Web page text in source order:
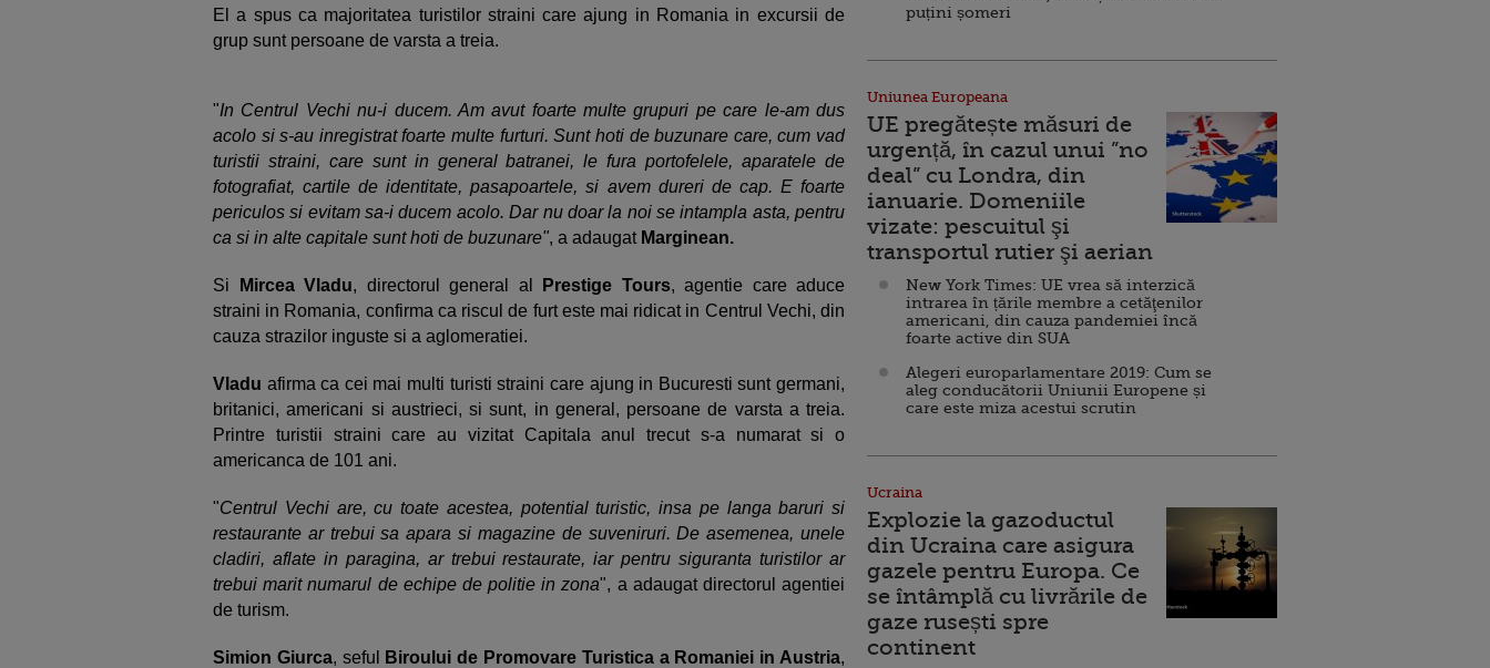
El a spus ca majoritatea turistilor straini care ajung in Romania in excursii de
grup sunt persoane de varsta a treia.
"In Centrul Vechi nu-i ducem. Am avut foarte multe grupuri pe care le-am dus
acolo si s-au inregistrat foarte multe furturi. Sunt hoti de buzunare care, cum vad
turistii straini, care sunt in general batranei, le fura portofelele, aparatele de
fotografiat, cartile de identitate, pasapoartele, si avem dureri de cap. E foarte
periculos si evitam sa-i ducem acolo. Dar nu doar la noi se intampla asta, pentru
ca si in alte capitale sunt hoti de buzunare", a adaugat Marginean.
Si Mircea Vladu, directorul general al Prestige Tours, agentie care aduce
straini in Romania, confirma ca riscul de furt este mai ridicat in Centrul Vechi, din
cauza strazilor inguste si a aglomeratiei.
Vladu afirma ca cei mai multi turisti straini care ajung in Bucuresti sunt germani,
britanici, americani si austrieci, si sunt, in general, persoane de varsta a treia.
Printre turistii straini care au vizitat Capitala anul trecut s-a numarat si o
americanca de 101 ani.
"Centrul Vechi are, cu toate acestea, potential turistic, insa pe langa baruri si
restaurante ar trebui sa apara si magazine de suveniruri. De asemenea, unele
cladiri, aflate in paragina, ar trebui restaurate, iar pentru siguranta turistilor ar
trebui marit numarul de echipe de politie in zona", a adaugat directorul agentiei
de turism.
Simion Giurca, seful Biroului de Promovare Turistica a Romaniei in Austria,
puțini șomeri
Uniunea Europeana
UE pregătește măsuri de
urgență, în cazul unui ”no
deal” cu Londra, din
ianuarie. Domeniile
vizate: pescuitul şi
transportul rutier şi aerian
New York Times: UE vrea să interzică
intrarea în țările membre a cetăţenilor
americani, din cauza pandemiei încă
foarte active din SUA
Alegeri europarlamentare 2019: Cum se
aleg conducătorii Uniunii Europene și
care este miza acestui scrutin
Ucraina
Explozie la gazoductul
din Ucraina care asigura
gazele pentru Europa. Ce
se întâmplă cu livrările de
gaze rusești spre
continent